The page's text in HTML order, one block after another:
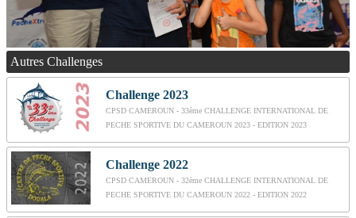
Autres Challenges
Challenge 2023
CPSD CAMEROUN - 33ème CHALLENGE INTERNATIONAL DE
PECHE SPORTIVE DU CAMEROUN 2023 - EDITION 2023
Challenge 2022
CPSD CAMEROUN - 32ème CHALLENGE INTERNATIONAL DE
PECHE SPORTIVE DU CAMEROUN 2022 - EDITION 2022